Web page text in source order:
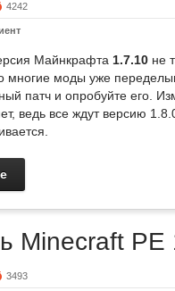
4242
Майнкрафта 1.7.10 не
многие моды уже
патч и опробуйте его.
ведь все ждут версию
Minecraft PE
3493